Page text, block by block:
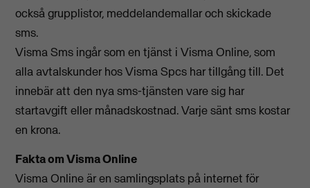
också grupplistor, meddelandemallar och skickade
sms.
Visma Sms ingår som en tjänst i Visma Online, som
alla avtalskunder hos Visma Spcs har tillgång till. Det
innebär att den nya sms-tjänsten vare sig har
startavgift eller månadskostnad. Varje sänt sms kostar
en krona.
Fakta om Visma Online
Visma Online är en samlingsplats på internet för